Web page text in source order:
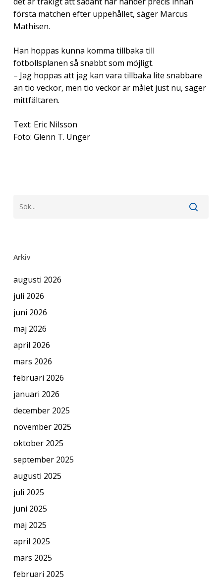
första matchen efter uppehållet, säger Marcus
Mathisen.
Han hoppas kunna komma tillbaka till
fotbollsplanen så snabbt som möjligt.
– Jag hoppas att jag kan vara tillbaka lite snabbare
än tio veckor, men tio veckor är målet just nu, säger
mittfältaren.
Text: Eric Nilsson
Foto: Glenn T. Unger
Arkiv
augusti 2026
juli 2026
juni 2026
maj 2026
april 2026
mars 2026
februari 2026
januari 2026
december 2025
november 2025
oktober 2025
september 2025
augusti 2025
juli 2025
juni 2025
maj 2025
april 2025
mars 2025
februari 2025